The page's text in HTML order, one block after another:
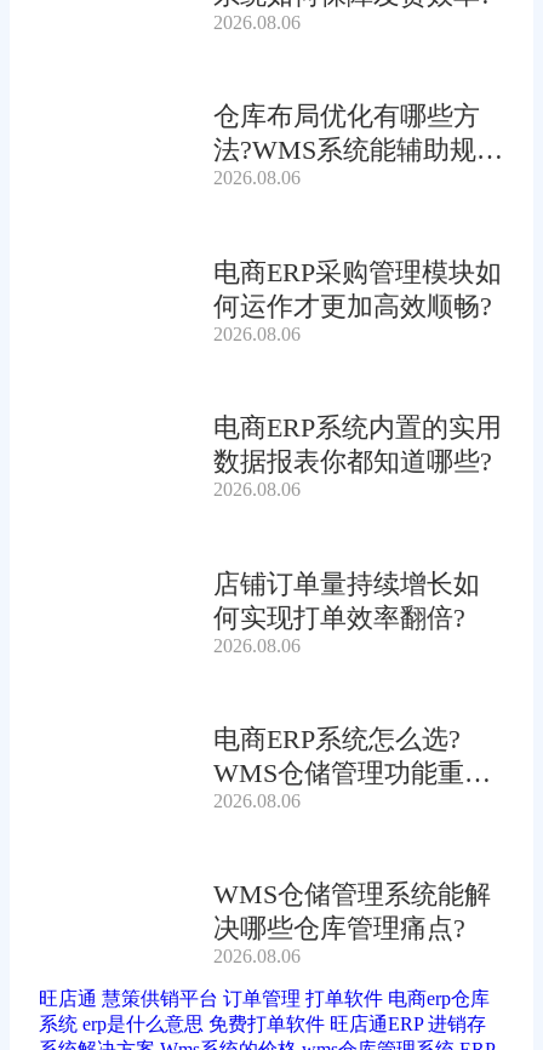
2026.08.06
仓库布局优化有哪些方
法?WMS系统能辅助规划
吗?
2026.08.06
电商ERP采购管理模块如
何运作才更加高效顺畅?
2026.08.06
电商ERP系统内置的实用
数据报表你都知道哪些?
2026.08.06
店铺订单量持续增长如
何实现打单效率翻倍?
2026.08.06
电商ERP系统怎么选?
WMS仓储管理功能重要
吗?
2026.08.06
WMS仓储管理系统能解
决哪些仓库管理痛点?
2026.08.06
旺店通 慧策供销平台 订单管理 打单软件 电商erp仓库
系统 erp是什么意思 免费打单软件 旺店通ERP 进销存